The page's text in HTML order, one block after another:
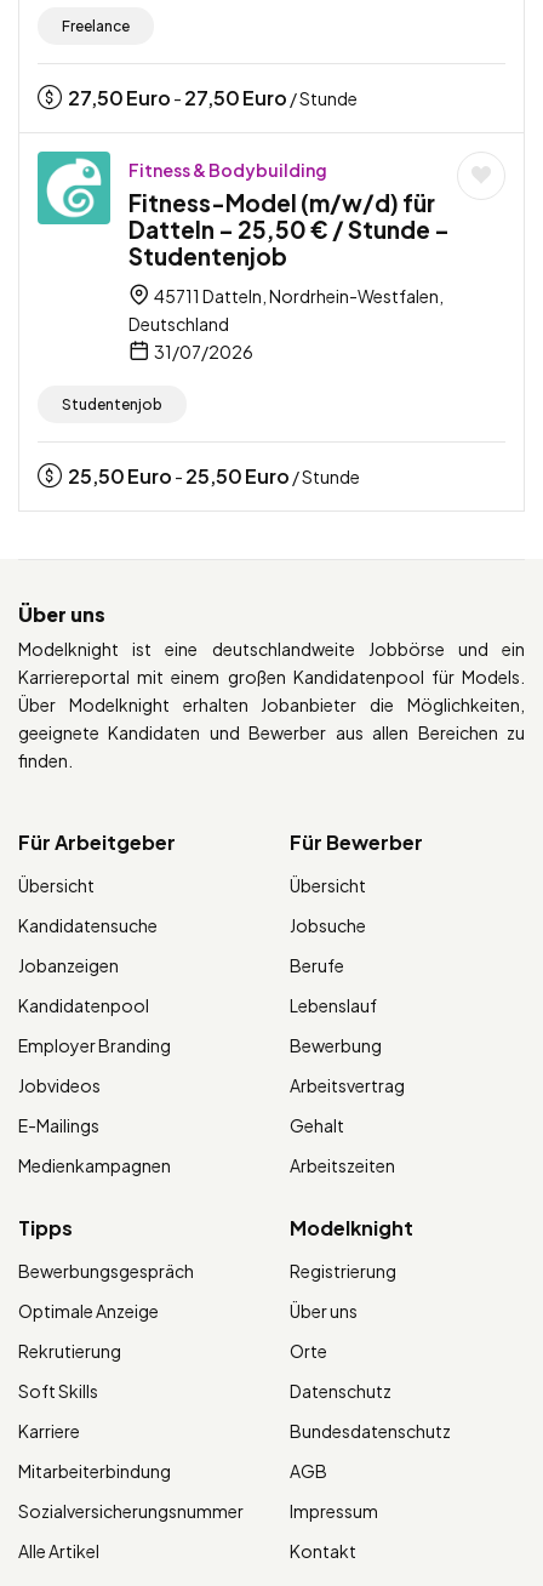
Freelance
27,50Euro - 27,50Euro / Stunde
Fitness & Bodybuilding
Fitness-Model (m/w/d) für
Datteln – 25,50 € / Stunde –
Studentenjob
45711 Datteln, Nordrhein-Westfalen,
Deutschland
31/07/2026
Studentenjob
25,50Euro - 25,50Euro / Stunde
Über uns
Modelknight ist eine deutschlandweite Jobbörse und ein
Karriereportal mit einem großen Kandidatenpool für Models.
Über Modelknight erhalten Jobanbieter die Möglichkeiten,
geeignete Kandidaten und Bewerber aus allen Bereichen zu
finden.
Für Arbeitgeber
Übersicht
Kandidatensuche
Jobanzeigen
Kandidatenpool
Employer Branding
Jobvideos
E-Mailings
Medienkampagnen
Für Bewerber
Übersicht
Jobsuche
Berufe
Lebenslauf
Bewerbung
Arbeitsvertrag
Gehalt
Arbeitszeiten
Tipps
Bewerbungsgespräch
Optimale Anzeige
Rekrutierung
Soft Skills
Karriere
Mitarbeiterbindung
Sozialversicherungsnummer
Alle Artikel
Modelknight
Registrierung
Über uns
Orte
Datenschutz
Bundesdatenschutz
AGB
Impressum
Kontakt